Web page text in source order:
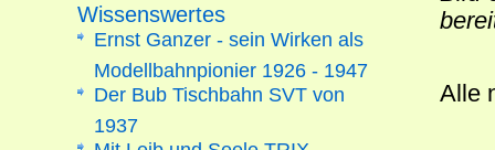
Alle
Wissenswertes
Ernst Ganzer - sein Wirken als
Modellbahnpionier 1926 - 1947
Der Bub Tischbahn SVT von
1937